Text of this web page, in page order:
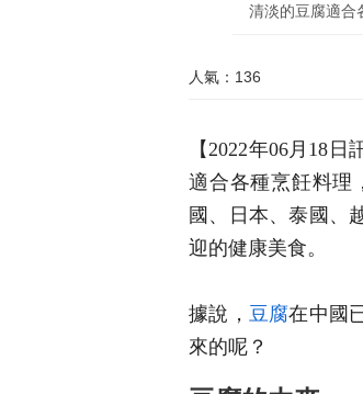
清淡的豆腐適合
人氣：136
【2022年06月18
適合各種烹飪料理
國、日本、泰國、
迎的健康美食。
據說， 豆腐在中國
來的呢？